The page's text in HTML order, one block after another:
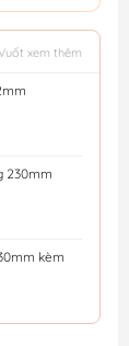
xem thêm
230mm
kèm